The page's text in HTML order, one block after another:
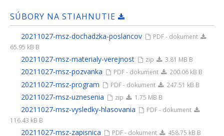
SÚBORY NA STIAHNUTIE
20211027-msz-dochadzka-poslancov
PDF - dokument
65.95 kB B
20211027-msz-materialy-verejnost zip 3.81 MB B
20211027-msz-pozvanka PDF - dokument 200.06 kB B
20211027-msz-program PDF - dokument 247.51 kB B
20211027-msz-uznesenia zip 1.75 MB B
20211027-msz-vysledky-hlasovania
PDF - dokument
116.43 kB B
20211027-msz-zapisnica PDF - dokument 458.75 kB B